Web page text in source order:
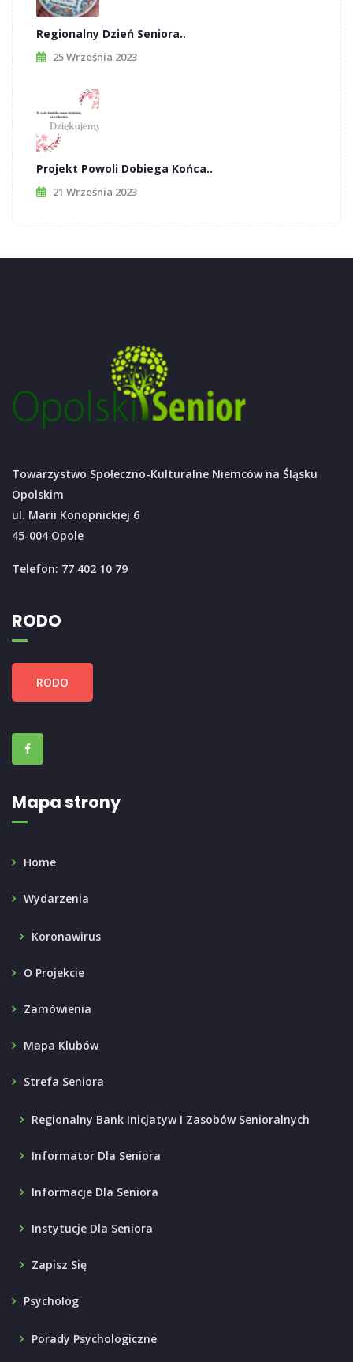
Regionalny Dzień Seniora..
25 Września 2023
Projekt Powoli Dobiega Końca..
21 Września 2023
Towarzystwo Społeczno-Kulturalne Niemców na Śląsku
Opolskim
ul. Marii Konopnickiej 6
45-004 Opole
Telefon: 77 402 10 79
RODO
RODO
Mapa strony
Home
Wydarzenia
Koronawirus
O Projekcie
Zamówienia
Mapa Klubów
Strefa Seniora
Regionalny Bank Inicjatyw I Zasobów Senioralnych
Informator Dla Seniora
Informacje Dla Seniora
Instytucje Dla Seniora
Zapisz Się
Psycholog
Porady Psychologiczne